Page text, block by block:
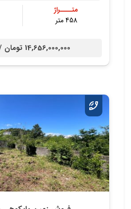
متــــراژ
458 متر
14,656,000,000 تومان /